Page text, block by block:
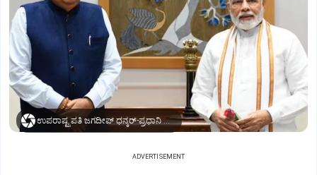
ಉಪರಾಷ್ಟ್ರಪತಿ ಜಗದೀಪ್‌ ಧನ್ಕರ್-ಪ್ರಧಾನಿ ಮೋದಿ
ADVERTISEMENT